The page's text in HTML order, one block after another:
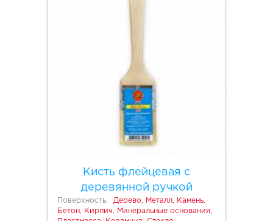
Кисть флейцевая с
деревянной ручкой
Поверхность:
Дерево, Металл, Камень,
Бетон, Кирпич, Минеральные основания,